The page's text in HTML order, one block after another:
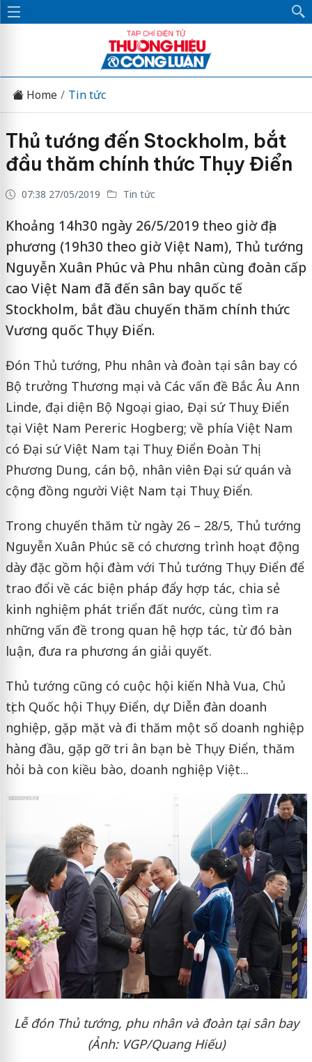
Home Tin tức
Thủ tướng đến Stockholm, bắt
đầu thăm chính thức Thụy Điển
07:38 27/05/2019 Tin tức
Khoảng 14h30 ngày 26/5/2019 theo giờ địa
phương (19h30 theo giờ Việt Nam), Thủ tướng
Nguyễn Xuân Phúc và Phu nhân cùng đoàn cấp
cao Việt Nam đã đến sân bay quốc tế
Stockholm, bắt đầu chuyến thăm chính thức
Vương quốc Thụy Điển.
Đón Thủ tướng, Phu nhân và đoàn tại sân bay có
Bộ trưởng Thương mại và Các vấn đề Bắc Âu Ann
Linde, đại diện Bộ Ngoại giao, Đại sứ Thuỵ Điển
tại Việt Nam Pereric Hogberg; về phía Việt Nam
có Đại sứ Việt Nam tại Thuỵ Điển Đoàn Thị
Phương Dung, cán bộ, nhân viên Đại sứ quán và
cộng đồng người Việt Nam tại Thuỵ Điển.
Trong chuyến thăm từ ngày 26 – 28/5, Thủ tướng
Nguyễn Xuân Phúc sẽ có chương trình hoạt động
dày đặc gồm hội đàm với Thủ tướng Thụy Điển để
trao đổi về các biện pháp đẩy hợp tác, chia sẻ
kinh nghiệm phát triển đất nước, cùng tìm ra
những vấn đề trong quan hệ hợp tác, từ đó bàn
luận, đưa ra phương án giải quyết.
Thủ tướng cũng có cuộc hội kiến Nhà Vua, Chủ
tịch Quốc hội Thụy Điển, dự Diễn đàn doanh
nghiệp, gặp mặt và đi thăm một số doanh nghiệp
hàng đầu, gặp gỡ tri ân bạn bè Thụy Điển, thăm
hỏi bà con kiều bào, doanh nghiệp Việt...
Lễ đón Thủ tướng, phu nhân và đoàn tại sân bay
(Ảnh: VGP/Quang Hiếu)